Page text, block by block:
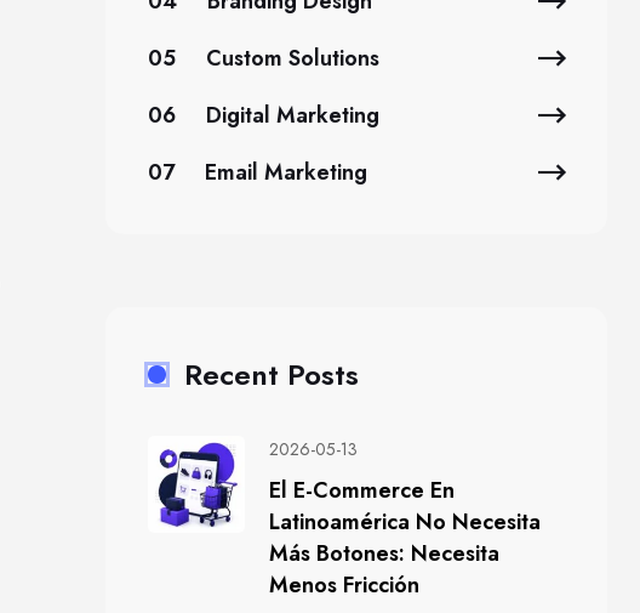
05
Custom Solutions
06
Digital Marketing
07
Email Marketing
Recent Posts
2026-05-13
El E-Commerce En
Latinoamérica No Necesita
Más Botones: Necesita
Menos Fricción